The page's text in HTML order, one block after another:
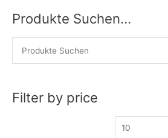
Produkte Suchen…
Filter by price
M
.
e